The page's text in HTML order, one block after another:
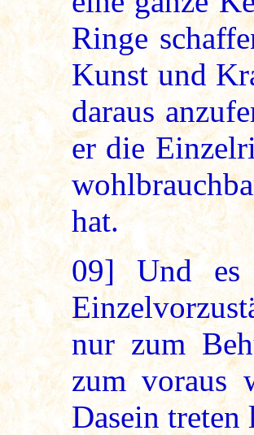
Ringe
Kunst und
daraus
er die
hat.
09] Und es
nur zum
zum voraus
Dasein treten